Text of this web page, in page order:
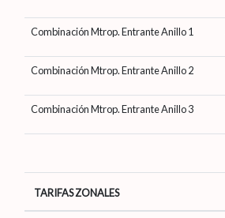
Combinación Mtrop. Entrante Anillo 1
Combinación Mtrop. Entrante Anillo 2
Combinación Mtrop. Entrante Anillo 3
TARIFAS ZONALES